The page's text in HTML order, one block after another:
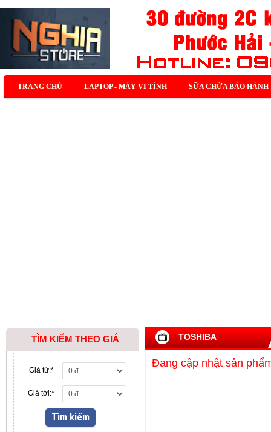
TRANG CHỦ LAPTOP - MÁY VI TÍNH SỮA CHỮA BẢO HÀNH
TÌM KIẾM THEO GIÁ
Giá từ:*
Giá tới:*
TOSHIBA
Đang cập nhật sản